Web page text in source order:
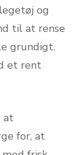
og
til at rense
grundigt.
et rent
at
for, at